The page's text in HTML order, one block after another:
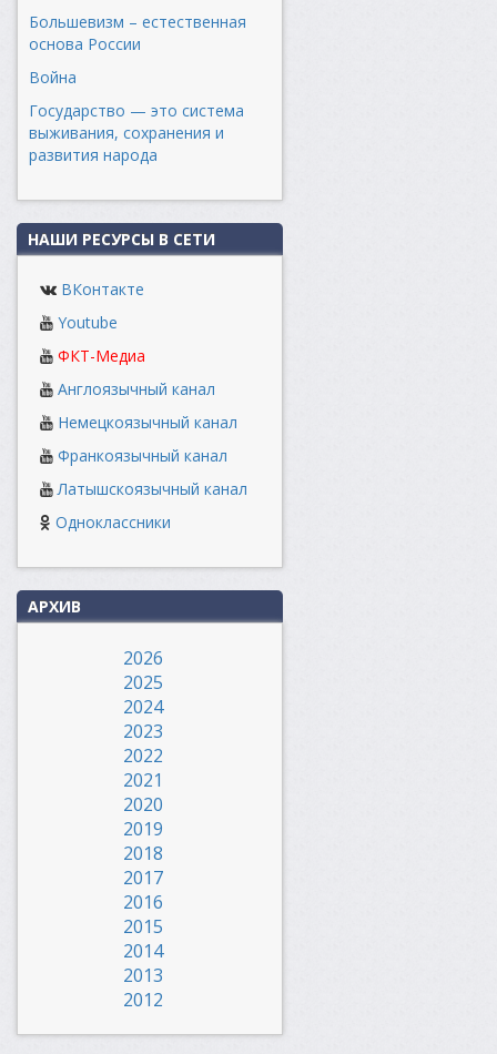
Большевизм – естественная
основа России
Война
Государство — это система
выживания, сохранения и
развития народа
НАШИ РЕСУРСЫ В СЕТИ
ВКонтакте
Youtube
ФКТ-Медиа
Англоязычный канал
Немецкоязычный канал
Франкоязычный канал
Латышскоязычный канал
Одноклассники
АРХИВ
2026
2025
2024
2023
2022
2021
2020
2019
2018
2017
2016
2015
2014
2013
2012